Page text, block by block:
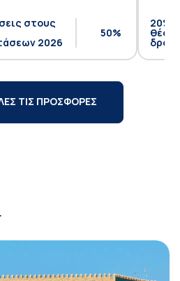
στους
2026
50%
20%
θέση
ΤΙΣ ΠΡΟΣΦΟΡΕΣ